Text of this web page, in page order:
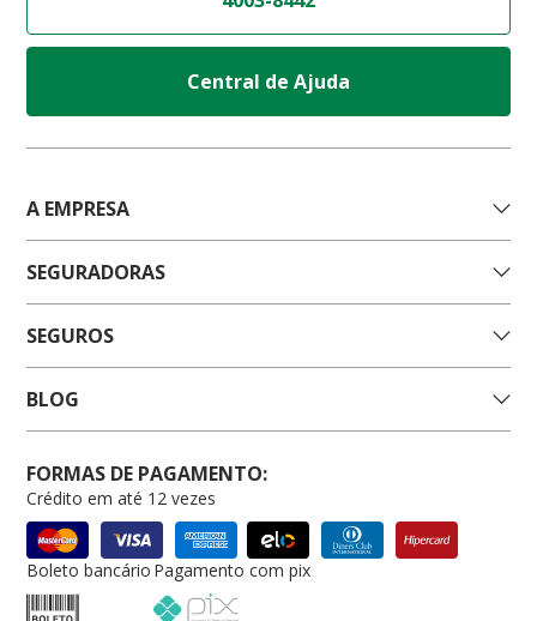
Central de Ajuda
A EMPRESA
SEGURADORAS
SEGUROS
BLOG
FORMAS DE PAGAMENTO:
Crédito em até 12 vezes
Boleto bancário Pagamento com pix